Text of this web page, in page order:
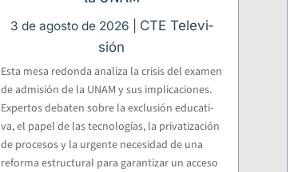
3 de agos­to de 2026
CTE Tele­vi­
sión
Esta mesa redon­da ana­li­za la cri­sis del examen
de admi­sión de la UNAM y sus impli­ca­cio­nes.
Exper­tos deba­ten sobre la exclu­sión edu­ca­ti­
va, el papel de las tec­no­lo­gías, la pri­va­ti­za­ción
de pro­ce­sos y la urgen­te nece­si­dad de una
refor­ma estruc­tu­ral para garan­ti­zar un acce­so